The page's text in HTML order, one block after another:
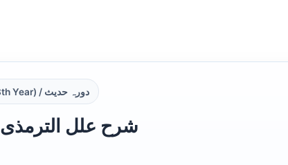
Dora e Hadith (8th Year) / دورہ حدیث
Sharh Ilal al Tirmizi شرح علل الترمذى